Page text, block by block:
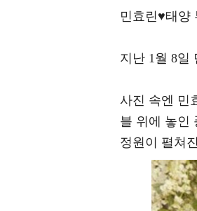
민효린♥태양
지난 1월 8일
사진 속엔 민
블 위에 놓인
정원이 펼쳐